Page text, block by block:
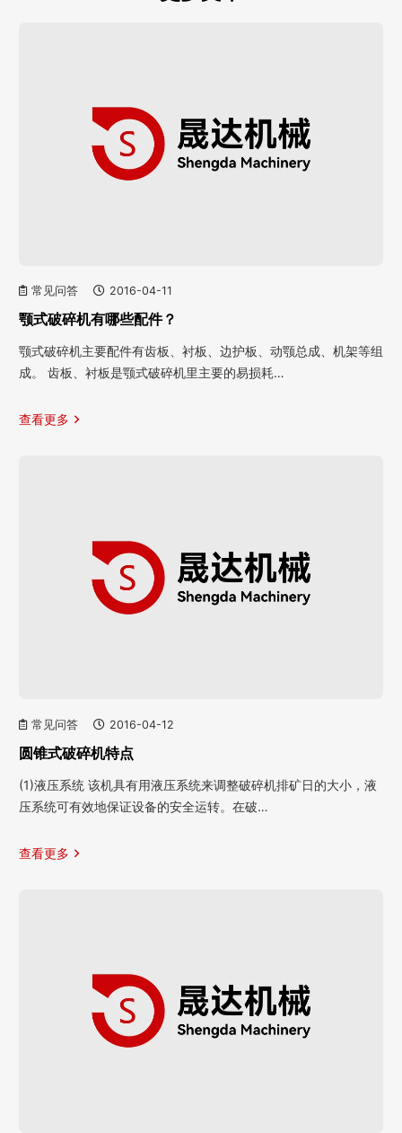
常见问答 2016-04-11
颚式破碎机有哪些配件？
颚式破碎机主要配件有齿板、衬板、边护板、动颚总成、机架等组
成。 齿板、衬板是颚式破碎机里主要的易损耗…
查看更多
常见问答 2016-04-12
圆锥式破碎机特点
(1)液压系统 该机具有用液压系统来调整破碎机排矿日的大小，液
压系统可有效地保证设备的安全运转。在破…
查看更多